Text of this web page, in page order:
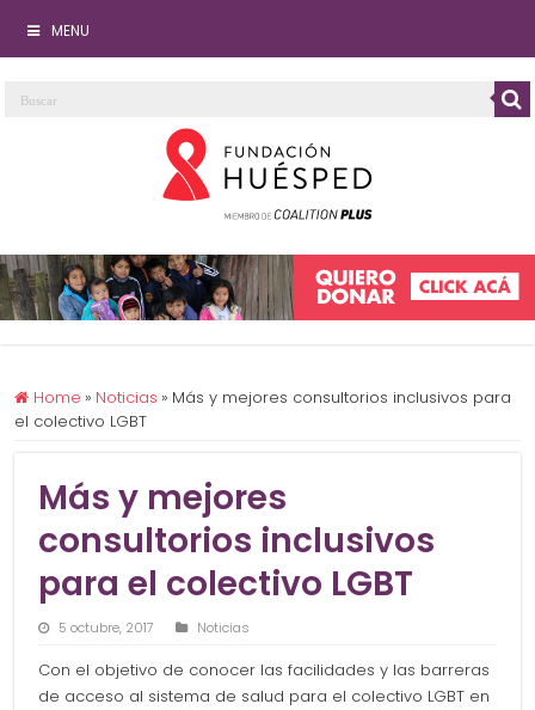
MENU
Home » Noticias » Más y mejores consultorios inclusivos para
el colectivo LGBT
Más y mejores
consultorios inclusivos
para el colectivo LGBT
5 octubre, 2017 Noticias
Con el objetivo de conocer las facilidades y las barreras
de acceso al sistema de salud para el colectivo LGBT en